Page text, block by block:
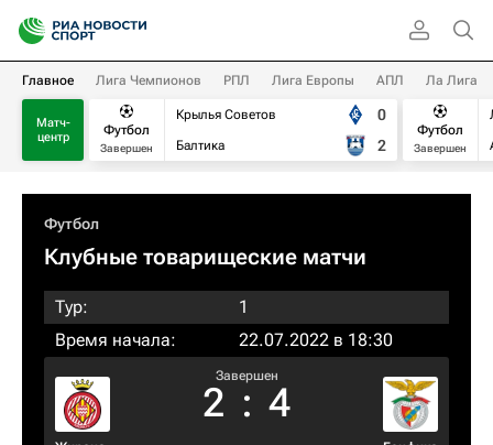
Главное Лига Чемпионов РПЛ Лига Европы АПЛ Ла Лига
Матч-
центр
Футбол
Завершен
Крылья Советов
Балтика
0
2
Футбол
Завершен
Футбол
Клубные товарищеские матчи
Тур:
1
Время начала:
22.07.2022 в 18:30
Завершен
2 : 4